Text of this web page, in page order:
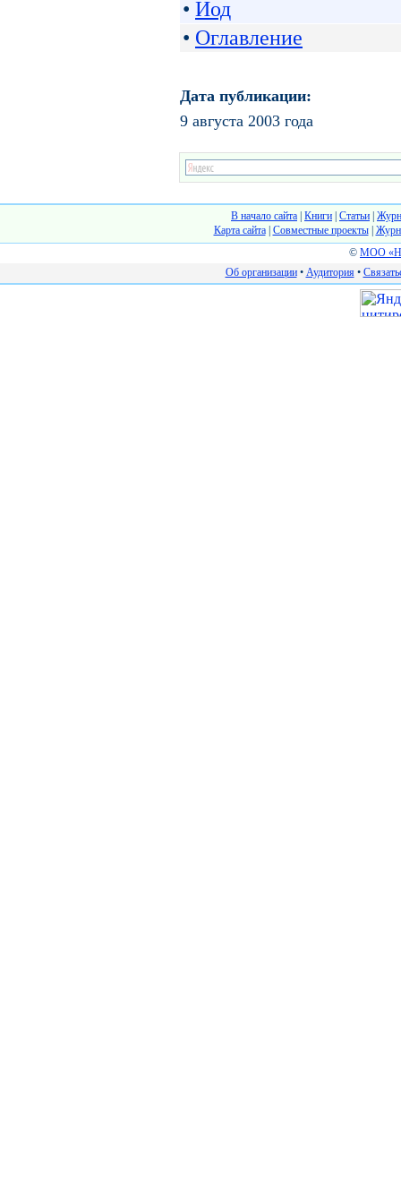
• Иод
• Оглавление
Дата публикации:
9 августа 2003 года
В начало сайта Книги Статьи
Карта сайта| Cовместные проекты|
© МОО
Об организации• Аудитория•